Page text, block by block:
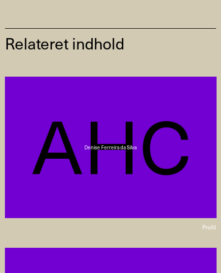
Relateret indhold
Denise Ferreira da Silva
Profil